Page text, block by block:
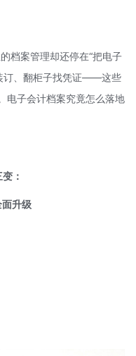
档案管理却还停在“把电子
订、翻柜子找凭证——这些
电子会计档案究竟怎么落地
：
升级